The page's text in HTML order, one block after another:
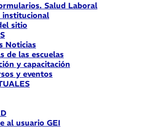
Salud Laboral
institucional
sitio
Noticias
de las escuelas
y capacitación
y eventos
al usuario GEI